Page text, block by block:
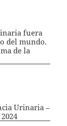
fuera
del mundo.
de la
Urinaria –